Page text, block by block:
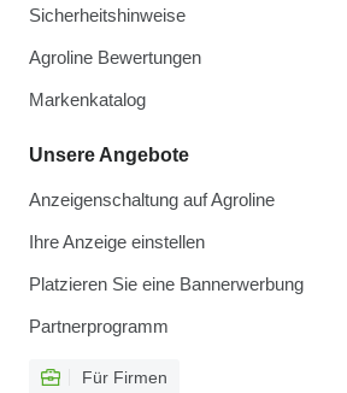
Sicherheitshinweise
Agroline Bewertungen
Markenkatalog
Unsere Angebote
Anzeigenschaltung auf Agroline
Ihre Anzeige einstellen
Platzieren Sie eine Bannerwerbung
Partnerprogramm
Für Firmen